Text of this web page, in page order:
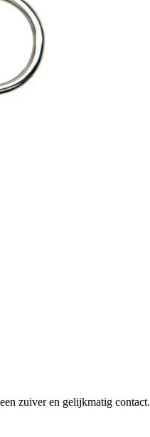
zuiver en gelijkmatig contact.